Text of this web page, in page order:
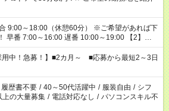
18:00（休憩60分） ※ご希望があれば下
番 7:00～16:00 遅番 10:00～19:00 【2】夜
16:30～翌10:30など ※Wワーク希望の
仕事で希望する勤務時間と、もう1つのお仕事の
で週40時間を超える場合は応募できません。
用中！急募！】■2カ月～ ■応募から最短2～3日
履歴書不要 / 40～50代活躍中 / 服装自由 / シフ
上の大量募集 / 電話対応なし / パソコンスキル不